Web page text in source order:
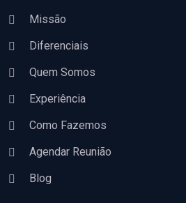
Missão
Diferenciais
Quem Somos
Experiência
Como Fazemos
Agendar Reunião
Blog